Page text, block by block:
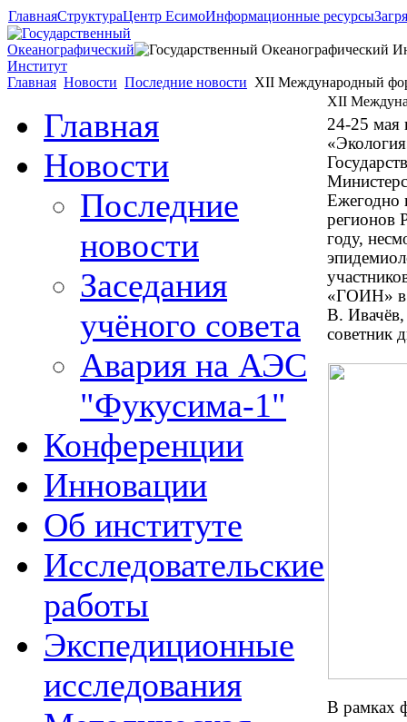
ГлавнаяСтруктураЦентр ЕсимоИнформационные ресурсы
Главная Новости Последние новости XII Международный
Главная
Новости
Последние
новости
Заседания
учёного совета
Авария на АЭС
"Фукусима-1"
Конференции
Инновации
Об институте
Исследовательские
работы
Экспедиционные
исследования
XII
24-25
Ежегодно
регионов
году,
«ГОИН» в
В. Ивачёв,
советник
В рамках